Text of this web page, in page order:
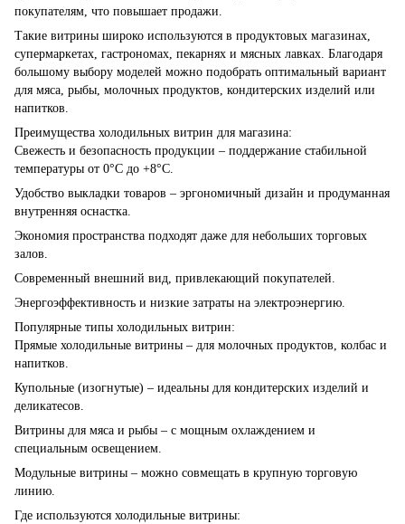
покупателям, что повышает продажи.
Такие витрины широко используются в продуктовых магазинах,
супермаркетах, гастрономах, пекарнях и мясных лавках. Благодаря
большому выбору моделей можно подобрать оптимальный вариант
для мяса, рыбы, молочных продуктов, кондитерских изделий или
напитков.
Преимущества холодильных витрин для магазина:
Свежесть и безопасность продукции – поддержание стабильной
температуры от 0°C до +8°C.
Удобство выкладки товаров – эргономичный дизайн и продуманная
внутренняя оснастка.
Экономия пространства подходят даже для небольших торговых
залов.
Современный внешний вид, привлекающий покупателей.
Энергоэффективность и низкие затраты на электроэнергию.
Популярные типы холодильных витрин:
Прямые холодильные витрины – для молочных продуктов, колбас и
напитков.
Купольные (изогнутые) – идеальны для кондитерских изделий и
деликатесов.
Витрины для мяса и рыбы – с мощным охлаждением и
специальным освещением.
Модульные витрины – можно совмещать в крупную торговую
линию.
Где используются холодильные витрины: